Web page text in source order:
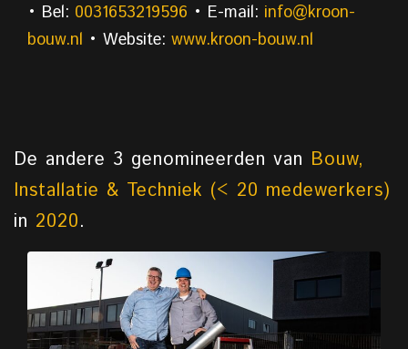
• Bel: 0031653219596 • E-mail: info@kroon-
bouw.nl • Website: www.kroon-bouw.nl
De andere 3 genomineerden van Bouw,
Installatie & Techniek (< 20 medewerkers)
in 2020.